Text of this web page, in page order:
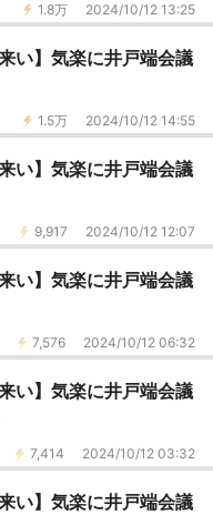
1.8万 2024/10/12 13:25
い】気楽に井戸端会議
1.5万 2024/10/12 14:55
い】気楽に井戸端会議
9,917 2024/10/12 12:07
い】気楽に井戸端会議
7,576 2024/10/12 06:32
い】気楽に井戸端会議
7,414 2024/10/12 03:32
い】気楽に井戸端会議